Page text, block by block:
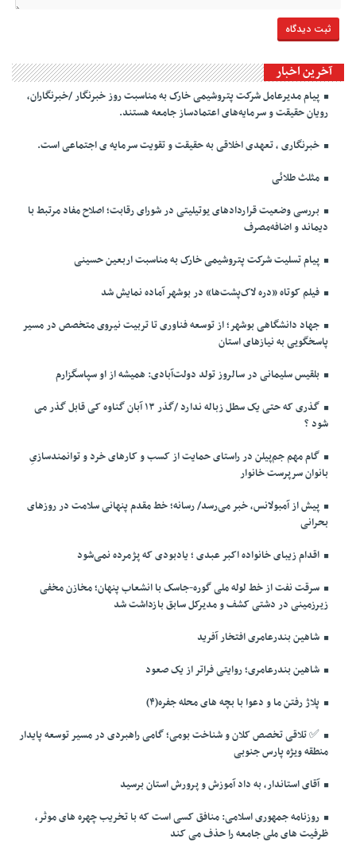
آخرین اخبار
پیام مدیرعامل شرکت پتروشیمی خارک به مناسبت روز خبرنگار /خبرنگاران،
رویان حقیقت و سرمایه‌های اعتمادساز جامعه هستند.
خبرنگاری ، تعهدی اخلاقی به حقیقت و تقویت سرمایه ی اجتماعی است.
مثلث طلائی
بررسی وضعیت قراردادهای یوتیلیتی در شورای رقابت؛ اصلاح مفاد مرتبط با
دیماند و اضافه‌مصرف
پیام تسلیت شرکت پتروشیمی خارک به مناسبت اربعین حسینی
فیلم کوتاه «دره لاک‌پشت‌ها» در بوشهر آماده نمایش شد
جهاد دانشگاهی بوشهر؛ از توسعه فناوری تا تربیت نیروی متخصص در مسیر
پاسخگویی به نیازهای استان
بلقیس سلیمانی در سالروز تولد دولت‌آبادی: همیشه از او سپاسگزارم
گذری که حتی یک سطل زباله ندارد /گذر ۱۳ آبان گناوه کی قابل گذر می
شود ؟
گام مهم جم‌پیلن در راستای حمایت از کسب و کارهای خرد و توانمندسازیِ
بانوان سرپرست خانوار
پیش از آمبولانس، خبر می‌رسد/ رسانه؛ خط مقدم پنهانی سلامت در روزهای
بحرانی
اقدام زیبای خانواده اکبر عبدی ؛ یادبودی که پژمرده نمی‌شود
سرقت نفت از خط لوله ملی گوره-جاسک با انشعاب پنهان؛ مخازن مخفی
زیرزمینی در دشتی کشف و مدیرکل سابق بازداشت شد
شاهین بندرعامری افتخار آفرید
شاهین بندرعامری؛ روایتی فراتر از یک صعود
پلاژ رفتن ما و دعوا با بچه های محله جفره(۴)
✅️ تلاقی تخصص کلان و شناخت بومی؛ گامی راهبردی در مسیر توسعه پایدار
منطقه ویژه پارس جنوبی
آقای استاندار، به داد آموزش و پرورش استان برسید
روزنامه جمهوری اسلامی: منافق کسی است که با تخریب چهره های موثر،
ظرفیت های ملی جامعه را حذف می کند